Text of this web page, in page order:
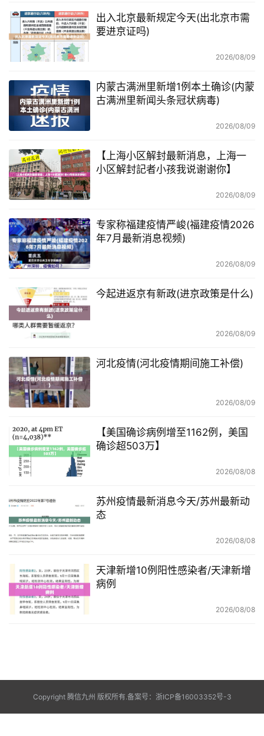
出入北京最新规定今天(出北京市需
要进京证吗)
2026/08/09
内蒙古满洲里新增1例本土确诊(内蒙
古满洲里新闻头条冠状病毒)
2026/08/09
【上海小区解封最新消息，上海一
小区解封記者小孩我说谢谢你】
2026/08/09
专家称福建疫情严峻(福建疫情2026
年7月最新消息视频)
2026/08/09
今起进返京有新政(进京政策是什么)
2026/08/09
河北疫情(河北疫情期间施工补偿)
2026/08/09
【美国确诊病例增至1162例，美国
确诊超503万】
2026/08/08
苏州疫情最新消息今天/苏州最新动
态
2026/08/08
天津新增10例阳性感染者/天津新增
病例
2026/08/08
Copyright 腾信九州 版权所有.备案号：浙ICP备16003352号-3